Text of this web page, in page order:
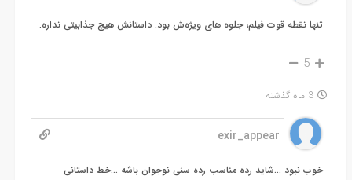
تنها نقطه قوت فیلم، جلوه های ویژه‌ش بود. داستانش هیچ جذابیتی نداره.
5
3 ماه گذشته
exir_appear
خوب نبود …شاید رده مناسب رده سنی نوجوان باشه …خط داستانی